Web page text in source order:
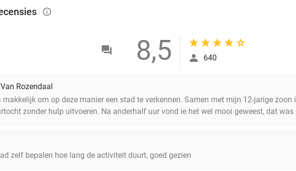
info_outlined
8,5 640
Rozendaal
makkelijk om op deze manier een stad te verkennen. Samen met mijn 12-jarige zoon
zonder hulp uitvoeren. Na anderhalf uur vond ie het wel mooi geweest, dat
zelf bepalen hoe lang de activiteit duurt, goed gezien